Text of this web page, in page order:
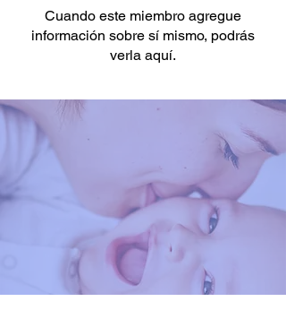
Cuando este miembro agregue
información sobre sí mismo, podrás
verla aquí.